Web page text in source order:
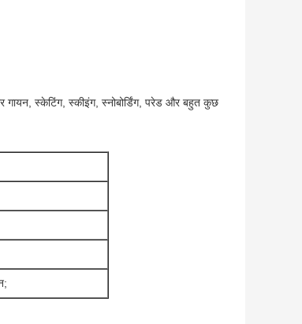
गायन, स्केटिंग, स्कीइंग, स्नोबोर्डिंग, परेड और बहुत कुछ